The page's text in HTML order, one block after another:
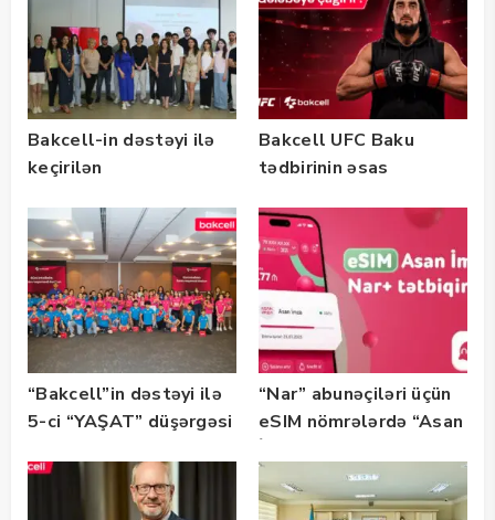
Bakcell-in dəstəyi ilə
keçirilən
Bootcamp” başladı
Bakcell UFC Baku
tədbirinin əsas
“Bakcell”in dəstəyi ilə
5-ci “YAŞAT” düşərgəsi
“Nar” abunəçiləri üçün
eSIM nömrələrdə “Asan
istifadəyə verildi